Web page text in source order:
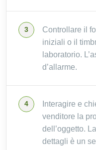
Controllare il
iniziali o il
laboratorio.
d’allarme.
Interagire e
venditore la
dell’oggetto.
dettagli è un